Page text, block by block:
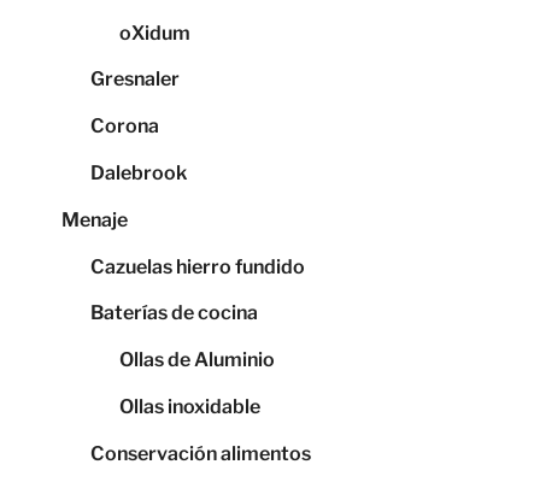
oXidum
Gresnaler
Corona
Dalebrook
Menaje
Cazuelas hierro fundido
Baterías de cocina
Ollas de Aluminio
Ollas inoxidable
Conservación alimentos